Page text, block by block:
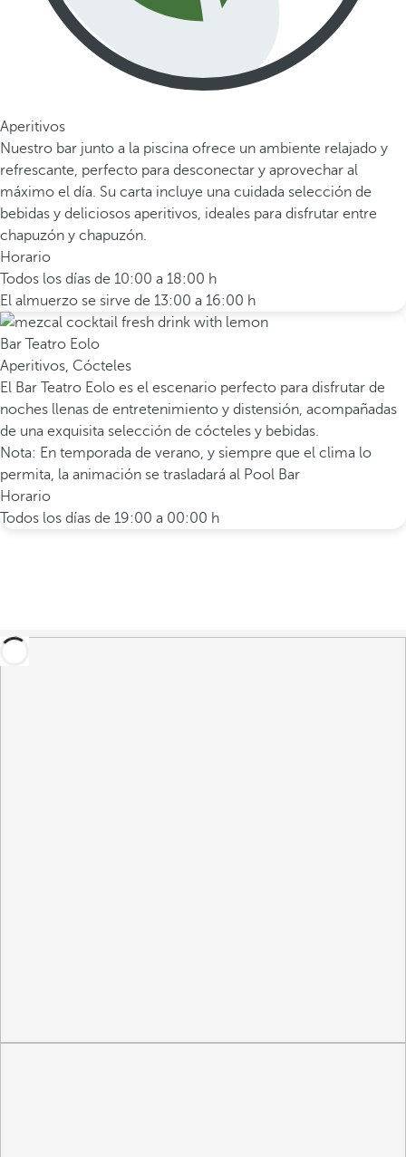
Aperitivos
Nuestro bar junto a la piscina ofrece un ambiente relajado y
refrescante, perfecto para desconectar y aprovechar al
máximo el día. Su carta incluye una cuidada selección de
bebidas y deliciosos aperitivos, ideales para disfrutar entre
chapuzón y chapuzón.
Horario
Todos los días de 10:00 a 18:00 h
El almuerzo se sirve de 13:00 a 16:00 h
Bar Teatro Eolo
Aperitivos, Cócteles
El Bar Teatro Eolo es el escenario perfecto para disfrutar de
noches llenas de entretenimiento y distensión, acompañadas
de una exquisita selección de cócteles y bebidas.
Nota: En temporada de verano, y siempre que el clima lo
permita, la animación se trasladará al Pool Bar
Horario
Todos los días de 19:00 a 00:00 h